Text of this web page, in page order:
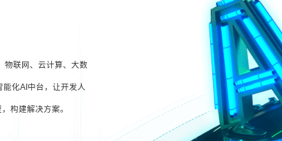
物联网、云计算、大数
化AI中台，让开发人
构建解决方案。